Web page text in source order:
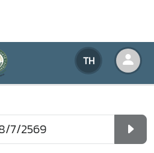
TH
องหน่วยงาน
งาน